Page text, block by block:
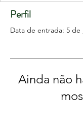
Perfil
Data de entrada: 5 de
Ainda não